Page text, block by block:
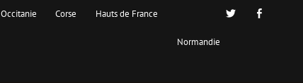
Occitanie Corse Hauts de France
Normandie